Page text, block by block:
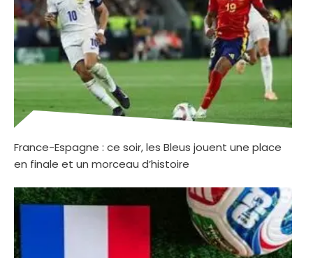
France-Espagne : ce soir, les Bleus jouent une place
en finale et un morceau d’histoire